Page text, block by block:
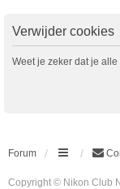
Verwijder cookies
Weet je zeker dat je
Forum
Copyright © Nikon Club